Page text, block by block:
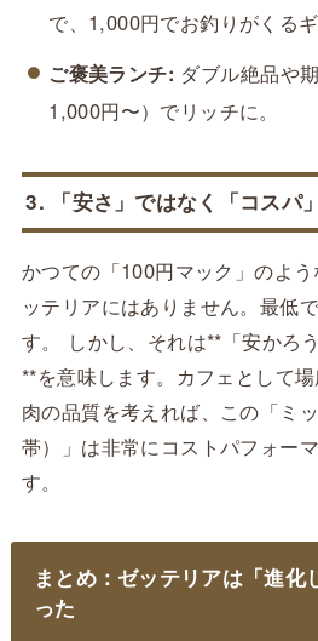
で、1,000円でお釣りがくる
ご褒美ランチ: ダブル絶品や
1,000円〜）でリッチに。
3. 「安さ」ではなく「コスパ
かつての「100円マック」のよ
ッテリアにはありません。最低
す。 しかし、それは**「安かろ
**を意味します。カフェとして場
肉の品質を考えれば、この「ミ
帯）」は非常にコストパフォー
す。
まとめ：ゼッテリアは「進化
った